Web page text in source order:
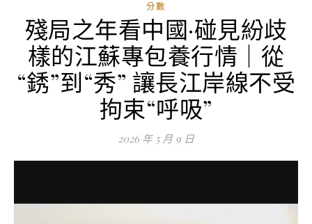
分數
殘局之年看中國·碰見紛歧
樣的江蘇專包養行情｜從
“銹”到“秀” 讓長江岸線不受
拘束“呼吸”
2026 年 5 月 9 日
評
論